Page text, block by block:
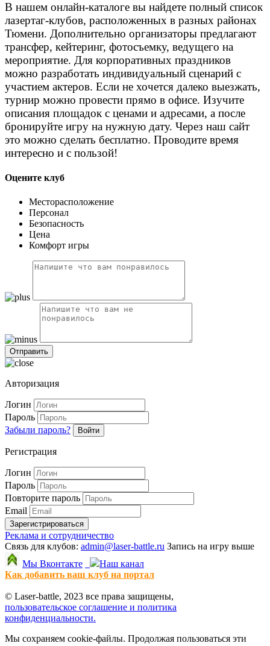
В нашем онлайн-каталоге вы найдете полный список
лазертаг-клубов, расположенных в разных районах
Тюмени. Дополнительно организаторы предлагают
трансфер, кейтеринг, фотосъемку, ведущего на
мероприятие. Для корпоративных праздников
можно разработать индивидуальный сценарий с
участием актеров. Если не хочется далеко выезжать,
турнир можно провести прямо в офисе. Изучите
описания площадок с ценами и адресами, а после
бронируйте игру на нужную дату. Через наш сайт
это можно сделать бесплатно. Проводите время
интересно и с пользой!
Оцените клуб
Месторасположение
Персонал
Безопасность
Цена
Комфорт игры
Авторизация
Логин
Пароль
Забыли пароль?
Войти
Регистрация
Логин
Пароль
Повторите пароль
Email
Зарегистрироваться
Реклама и сотрудничество
Связь для клубов: admin@laser-battle.ru Запись на игру выше
Мы Вконтакте
Наш канал
Как добавить ваш клуб на портал
© Laser-battle, 2023 все права защищены,
пользовательское соглашение и политика
конфиденциальности.
Мы сохраняем cookie-файлы. Продолжая пользоваться эти